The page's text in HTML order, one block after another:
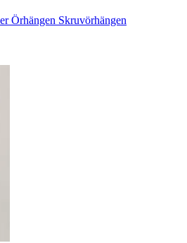
Örhängen Skruvörhängen